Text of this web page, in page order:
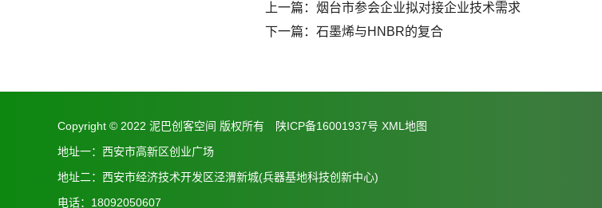
上一篇： 烟台市参会企业拟对接企业技术需求
下一篇： 石墨烯与HNBR的复合
Copyright © 2022 泥巴创客空间 版权所有 陕ICP备16001937号 XML地图
地址一：西安市高新区创业广场
地址二：西安市经济技术开发区泾渭新城(兵器基地科技创新中心)
电话：18092050607